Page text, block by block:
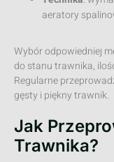
aeratory
Wybór odpowiedniej
do stanu trawnika,
Regularne
gęsty i piękny trawnik.
Jak
Trawnika?